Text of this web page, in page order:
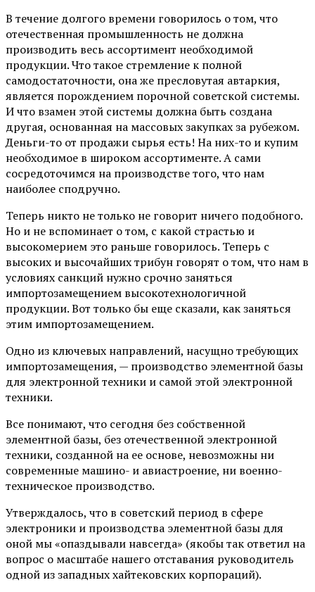
В течение долгого времени говорилось о том, что
отечественная промышленность не должна
производить весь ассортимент необходимой
продукции. Что такое стремление к полной
самодостаточности, она же пресловутая автаркия,
является порождением порочной советской системы.
И что взамен этой системы должна быть создана
другая, основанная на массовых закупках за рубежом.
Деньги-то от продажи сырья есть! На них-то и купим
необходимое в широком ассортименте. А сами
сосредоточимся на производстве того, что нам
наиболее сподручно.
Теперь никто не только не говорит ничего подобного.
Но и не вспоминает о том, с какой страстью и
высокомерием это раньше говорилось. Теперь с
высоких и высочайших трибун говорят о том, что нам в
условиях санкций нужно срочно заняться
импортозамещением высокотехнологичной
продукции. Вот только бы еще сказали, как заняться
этим импортозамещением.
Одно из ключевых направлений, насущно требующих
импортозамещения, — производство элементной базы
для электронной техники и самой этой электронной
техники.
Все понимают, что сегодня без собственной
элементной базы, без отечественной электронной
техники, созданной на ее основе, невозможны ни
современные машино- и авиастроение, ни военно-
техническое производство.
Утверждалось, что в советский период в сфере
электроники и производства элементной базы для
оной мы «опаздывали навсегда» (якобы так ответил на
вопрос о масштабе нашего отставания руководитель
одной из западных хайтековских корпораций).